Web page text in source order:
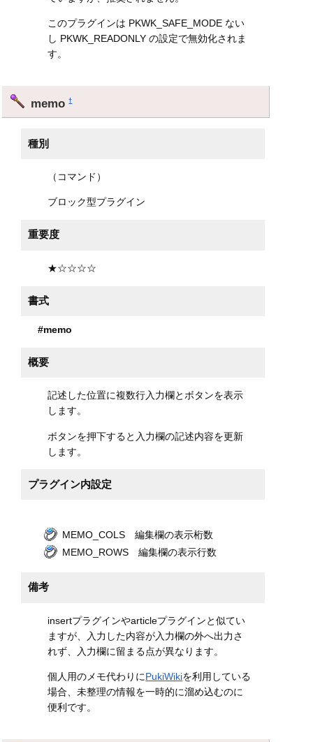
このプラグインは PKWK_SAFE_MODE ない
し PKWK_READONLY の設定で無効化されま
す。
memo†
種別
（コマンド）
ブロック型プラグイン
重要度
★☆☆☆☆
書式
#memo
概要
記述した位置に複数行入力欄とボタンを表示
します。
ボタンを押下すると入力欄の記述内容を更新
します。
プラグイン内設定
MEMO_COLS 編集欄の表示桁数
MEMO_ROWS 編集欄の表示行数
備考
insertプラグインやarticleプラグインと似てい
ますが、入力した内容が入力欄の外へ出力さ
れず、入力欄に留まる点が異なります。
個人用のメモ代わりにPukiWikiを利用している
場合、未整理の情報を一時的に溜め込むのに
便利です。